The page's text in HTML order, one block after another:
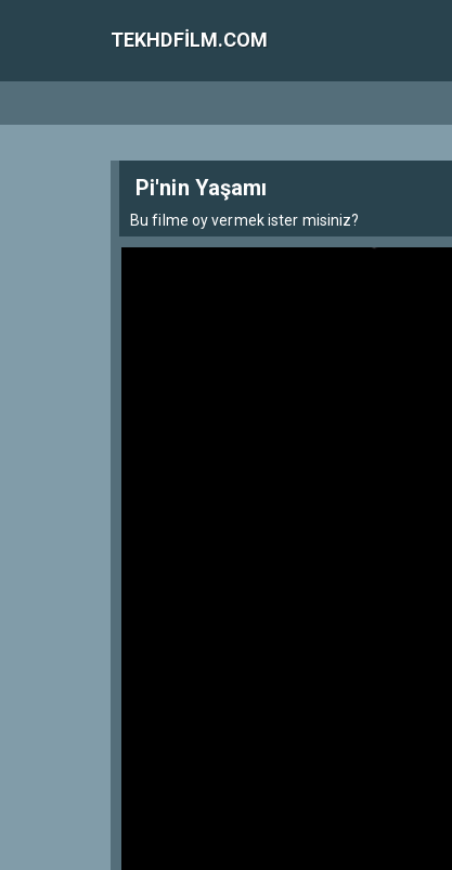
TEKHDFILM.COM
Pi'nin Yaşamı
Bu filme oy vermek ister misiniz?